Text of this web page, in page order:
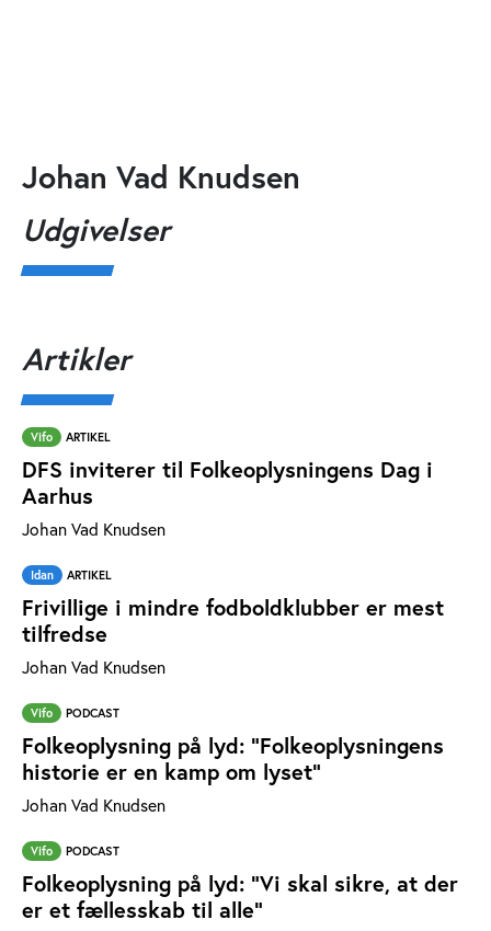
Johan Vad Knudsen
Udgivelser
Artikler
Vifo ARTIKEL
DFS inviterer til Folkeoplysningens Dag i
Aarhus
Johan Vad Knudsen
Idan ARTIKEL
Frivillige i mindre fodboldklubber er mest
tilfredse
Johan Vad Knudsen
Vifo PODCAST
Folkeoplysning på lyd: "Folkeoplysningens
historie er en kamp om lyset”
Johan Vad Knudsen
Vifo PODCAST
Folkeoplysning på lyd: "Vi skal sikre, at der
er et fællesskab til alle"